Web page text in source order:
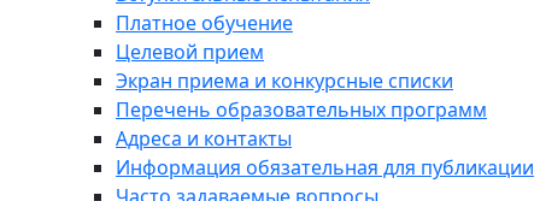
Платное обучение
Целевой прием
Экран приема и конкурсные списки
Перечень образовательных программ
Адреса и контакты
Информация обязательная для публикации